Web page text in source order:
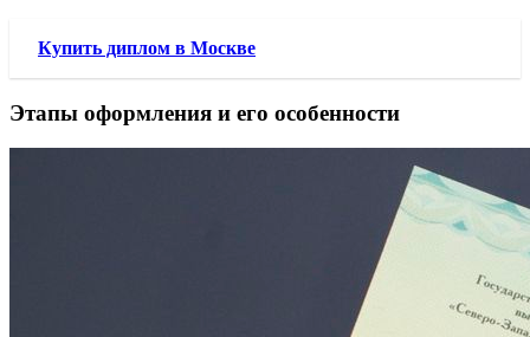
Купить диплом в Москве
Этапы оформления и его особенности